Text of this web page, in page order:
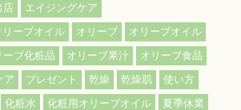
店
エイジングケア
ーブオイル
オリーブ
オリーブオイル
ーブ化粧品 オリーブ果汁
オリーブ食品
ア プレゼント 乾燥 乾燥肌
使い方
化粧水 化粧用オリーブオイル
夏季休業